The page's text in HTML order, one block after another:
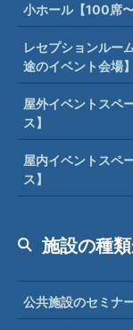
小ホール【100席
レセプションルー
途のイベント会場】
屋外イベントスペ
ス】
屋内イベントスペ
ス】
施設の種
公共施設のセミナ